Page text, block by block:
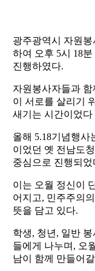
광주광역시 자원봉
하여 오후 5시 18
진행하였다.
자원봉사자들과
이 서로를 살리기
새기는 시간이었다
올해 5.18기념행사
이었던 옛 전남도
중심으로 진행되었
이는 오월 정신이
어지고, 민주주의
뜻을 담고 있다.
학생, 청년, 일반
들에게 나누며, 오
남이 함께 만들어